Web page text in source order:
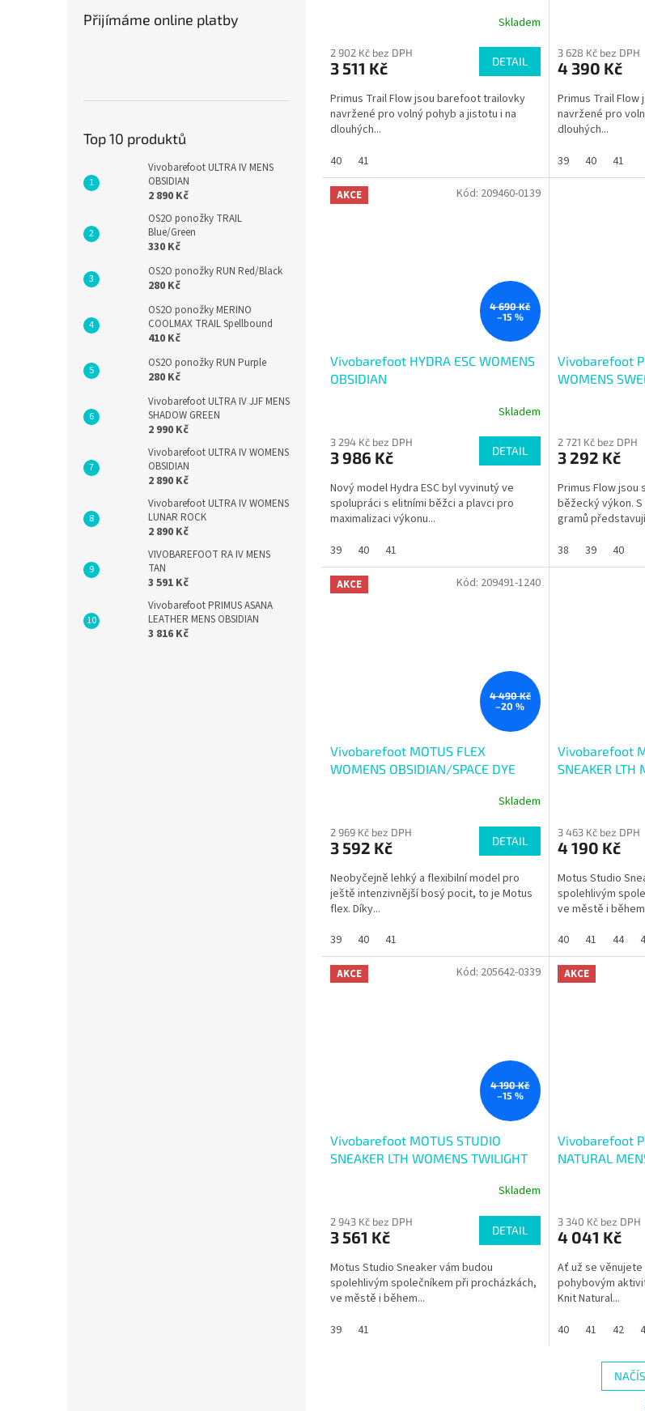
Přijímáme online platby
Top 10 produktů
Vivobarefoot ULTRA IV MENS
OBSIDIAN
2 890 Kč
OS2O ponožky TRAIL
Blue/Green
330 Kč
OS2O ponožky RUN Red/Black
280 Kč
OS2O ponožky MERINO
COOLMAX TRAIL Spellbound
410 Kč
OS2O ponožky RUN Purple
280 Kč
Vivobarefoot ULTRA IV JJF MENS
SHADOW GREEN
2 990 Kč
Vivobarefoot ULTRA IV WOMENS
OBSIDIAN
2 890 Kč
Vivobarefoot ULTRA IV WOMENS
LUNAR ROCK
2 890 Kč
VIVOBAREFOOT RA IV MENS
TAN
3 591 Kč
Vivobarefoot PRIMUS ASANA
LEATHER MENS OBSIDIAN
3 816 Kč
Skladem
2 902 Kč bez DPH
3 511 Kč DETAIL
Primus Trail Flow jsou barefoot trailovky
navržené pro volný pohyb a jistotu i na
dlouhých...
40
41
3 628 Kč bez DPH
4 390 Kč
Primus Trail
navržené pro
dlouhých...
39
40 41
AKCE
4 690 Kč
–15 %
Vivobarefoot HYDRA ESC WOMENS
OBSIDIAN
Skladem
3 294 Kč bez DPH
3 986 Kč DETAIL
Nový model Hydra ESC byl vyvinutý ve
spolupráci s elitními běžci a plavci pro
maximalizaci výkonu...
39
40 41
Kód: 209460-0139
Vivobarefoot
WOMENS
2 721 Kč bez DPH
3 292 Kč
Primus Flow
běžecký výkon.
gramů
38
39 40
AKCE
4 490 Kč
–20 %
Vivobarefoot MOTUS FLEX
WOMENS OBSIDIAN/SPACE DYE
Skladem
2 969 Kč bez DPH
3 592 Kč DETAIL
Neobyčejně lehký a flexibilní model pro
ještě intenzivnější bosý pocit, to je Motus
flex. Díky...
39
40 41
Kód: 209491-1240
Vivobarefoot
SNEAKER LTH
3 463 Kč bez DPH
4 190 Kč
Motus Studio
spolehlivým
ve městě i
40
41 44
AKCE
4 190 Kč
–15 %
Vivobarefoot MOTUS STUDIO
SNEAKER LTH WOMENS TWILIGHT
Skladem
2 943 Kč bez DPH
3 561 Kč DETAIL
Motus Studio Sneaker vám budou
spolehlivým společníkem při procházkách,
ve městě i během...
39
41
Kód: 205642-0339 AKCE
Vivobarefoot
NATURAL
3 340 Kč bez DPH
4 041 Kč
Ať už se
pohybovým
Knit Natural...
40
41 42